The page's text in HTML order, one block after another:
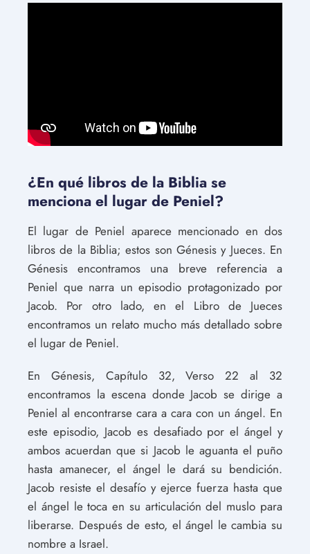
¿En qué libros de la Biblia se
menciona el lugar de Peniel?
El lugar de Peniel aparece mencionado en dos
libros de la Biblia; estos son Génesis y Jueces. En
Génesis encontramos una breve referencia a
Peniel que narra un episodio protagonizado por
Jacob. Por otro lado, en el Libro de Jueces
encontramos un relato mucho más detallado sobre
el lugar de Peniel.
En Génesis, Capítulo 32, Verso 22 al 32
encontramos la escena donde Jacob se dirige a
Peniel al encontrarse cara a cara con un ángel. En
este episodio, Jacob es desafiado por el ángel y
ambos acuerdan que si Jacob le aguanta el puño
hasta amanecer, el ángel le dará su bendición.
Jacob resiste el desafío y ejerce fuerza hasta que
el ángel le toca en su articulación del muslo para
liberarse. Después de esto, el ángel le cambia su
nombre a Israel.